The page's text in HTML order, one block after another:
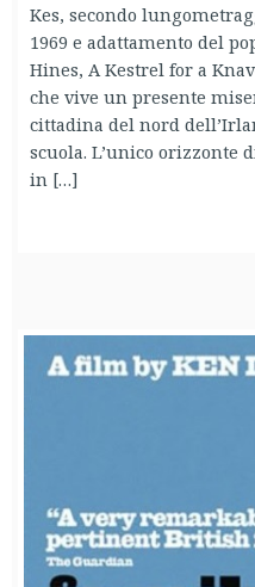
Kes, secondo
1969 e adattamento del
Hines, A Kestrel for a
che vive un presente
cittadina del nord
scuola. L’unico orizzonte
in […]